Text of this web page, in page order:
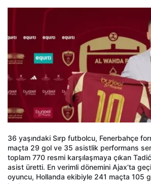
36 yaşındaki Sırp futbolcu, Fenerbahçe
maçta 29 gol ve 35 asistlik performans
toplam 770 resmi karşılaşmaya çıkan
asist üretti. En verimli dönemini Ajax’ta
oyuncu, Hollanda ekibiyle 241 maçta 105